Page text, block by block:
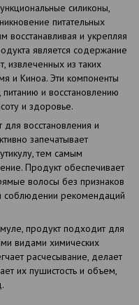
силиконы,
питательных
восстанавливая и укрепляя
является содержание
извлеченных из таких
и Киноа. Эти компоненты
и восстановлению
и здоровье.
восстановления и
запечатывает
тем самым
Продукт обеспечивает
волосы без признаков
соблюдении рекомендаций
продукт подходит для
видами химических
расчесывание, делает
их пушистость и объем,